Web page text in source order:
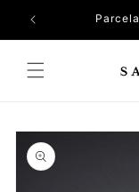
para o
informações
do produto